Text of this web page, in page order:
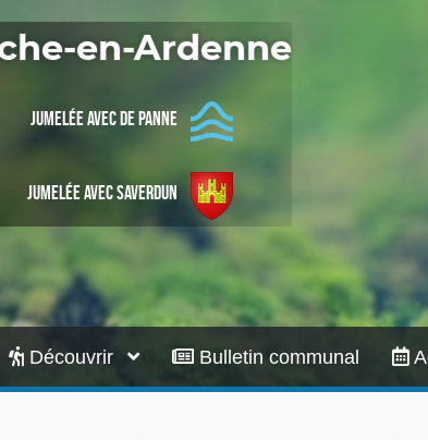
en-Ardenne
Jumelée avec De Panne
Jumelée avec Saverdun
Découvrir Bulletin communal